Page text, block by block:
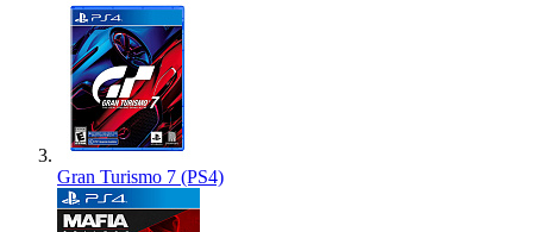
Gran Turismo 7 (PS4)